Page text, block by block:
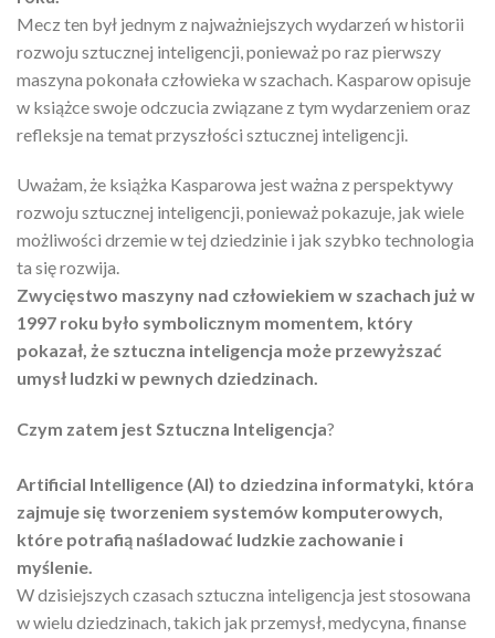
Mecz ten był jednym z najważniejszych wydarzeń w historii
rozwoju sztucznej inteligencji, ponieważ po raz pierwszy
maszyna pokonała człowieka w szachach. Kasparow opisuje
w książce swoje odczucia związane z tym wydarzeniem oraz
refleksje na temat przyszłości sztucznej inteligencji.
Uważam, że książka Kasparowa jest ważna z perspektywy
rozwoju sztucznej inteligencji, ponieważ pokazuje, jak wiele
możliwości drzemie w tej dziedzinie i jak szybko technologia
ta się rozwija.
Zwycięstwo maszyny nad człowiekiem w szachach już w
1997 roku było symbolicznym momentem, który
pokazał, że sztuczna inteligencja może przewyższać
umysł ludzki w pewnych dziedzinach.
Czym zatem jest Sztuczna Inteligencja?
Artificial Intelligence (AI) to dziedzina informatyki, która
zajmuje się tworzeniem systemów komputerowych,
które potrafią naśladować ludzkie zachowanie i
myślenie.
W dzisiejszych czasach sztuczna inteligencja jest stosowana
w wielu dziedzinach, takich jak przemysł, medycyna, finanse